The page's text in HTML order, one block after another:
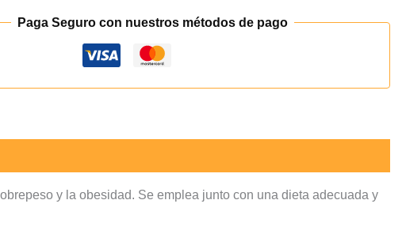
Paga Seguro con nuestros métodos de pago
y la obesidad. Se emplea junto con una dieta adecuada y